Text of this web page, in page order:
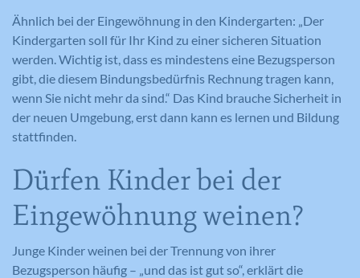
Ähnlich bei der Eingewöhnung in den Kindergarten: „Der
Kindergarten soll für Ihr Kind zu einer sicheren Situation
werden. Wichtig ist, dass es mindestens eine Bezugsperson
gibt, die diesem Bindungsbedürfnis Rechnung tragen kann,
wenn Sie nicht mehr da sind.“ Das Kind brauche Sicherheit in
der neuen Umgebung, erst dann kann es lernen und Bildung
stattfinden.
Dürfen Kinder bei der
Eingewöhnung weinen?
Junge Kinder weinen bei der Trennung von ihrer
Bezugsperson häufig – „und das ist gut so“, erklärt die